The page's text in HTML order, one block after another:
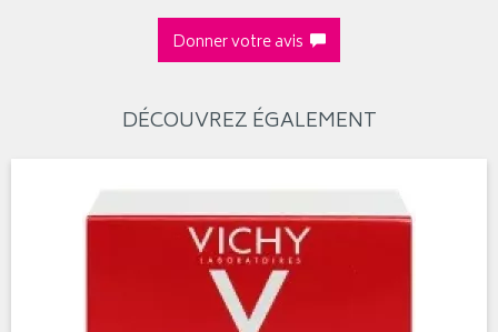
Donner votre avis
DÉCOUVREZ ÉGALEMENT